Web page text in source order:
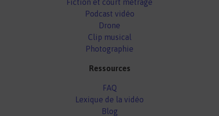
Fiction et court métrage
Podcast vidéo
Drone
Clip musical
Photographie
Ressources
FAQ
Lexique de la vidéo
Blog